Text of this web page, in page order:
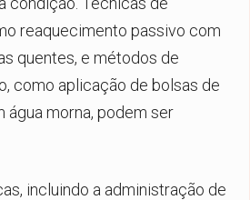
reaquecimento passivo com
quentes, e métodos de
como aplicação de bolsas de
água morna, podem ser
incluindo a administração de